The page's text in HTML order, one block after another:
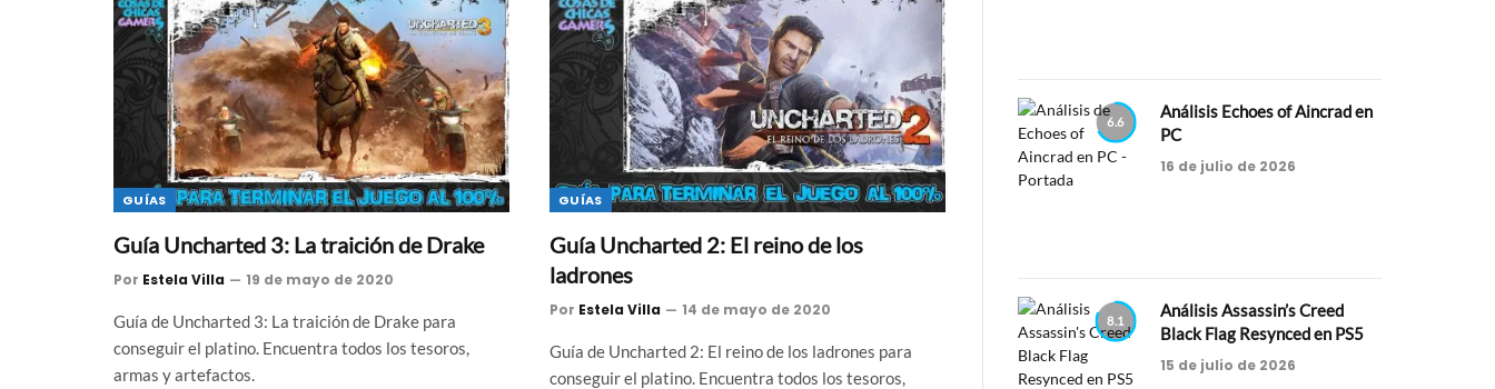
GUÍAS
Guía Uncharted 3: La traición de Drake
Por Estela Villa 19 de mayo de 2020
Guía de Uncharted 3: La traición de Drake para
conseguir el platino. Encuentra todos los tesoros,
armas y artefactos.
GUÍAS
Guía Uncharted 2: El reino de los
ladrones
Por Estela Villa 14 de mayo de 2020
Guía de Uncharted 2: El reino de los ladrones para
conseguir el platino. Encuentra todos los tesoros,
6.6
Análisis Echoes of Aincrad en
PC
16 de julio de 2026
8.1
Análisis Assassin’s Creed
Black Flag Resynced en PS5
15 de julio de 2026